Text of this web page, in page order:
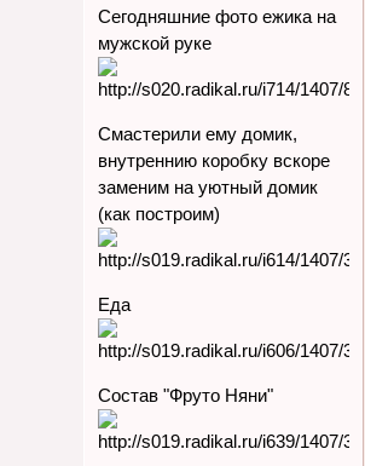
Сегодняшние фото ежика на
мужской руке
Смастерили ему домик,
внутреннию коробку вскоре
заменим на уютный домик
(как построим)
Еда
Состав "Фруто Няни"